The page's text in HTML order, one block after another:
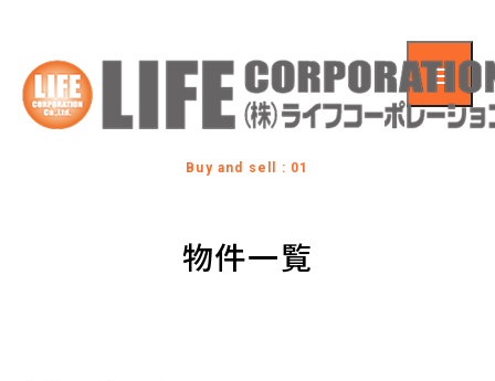
Buy and sell : 01
物件一覧